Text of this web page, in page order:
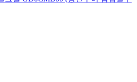
그릴 GD0CMB00 (생선구이 삼겹살구